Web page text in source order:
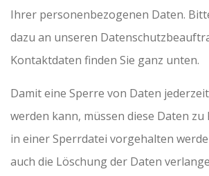
Ihrer personenbezogenen Daten.
dazu an unseren
Kontaktdaten finden Sie ganz unten.
Damit eine Sperre von Daten
werden kann, müssen diese Daten
in einer Sperrdatei vorgehalten
auch die Löschung der Daten